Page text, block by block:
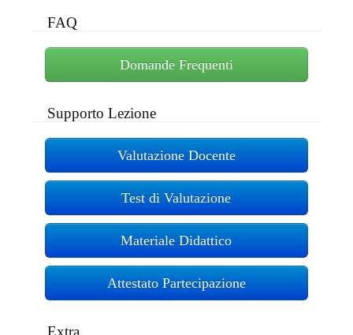
FAQ
Domande Frequenti
Supporto Lezione
Valutazione Docente
Test di Valutazione
Materiale Didattico
Attestato Partecipazione